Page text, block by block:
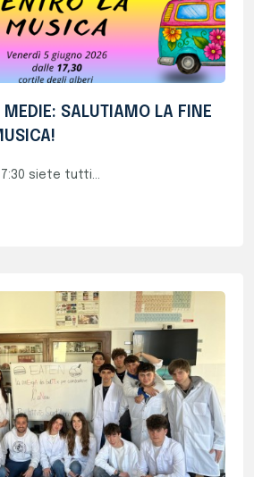
Mad For Science!
la sinErgiA dei...